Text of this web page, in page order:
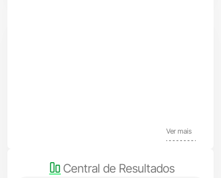
Ver mais
Central de Resultados